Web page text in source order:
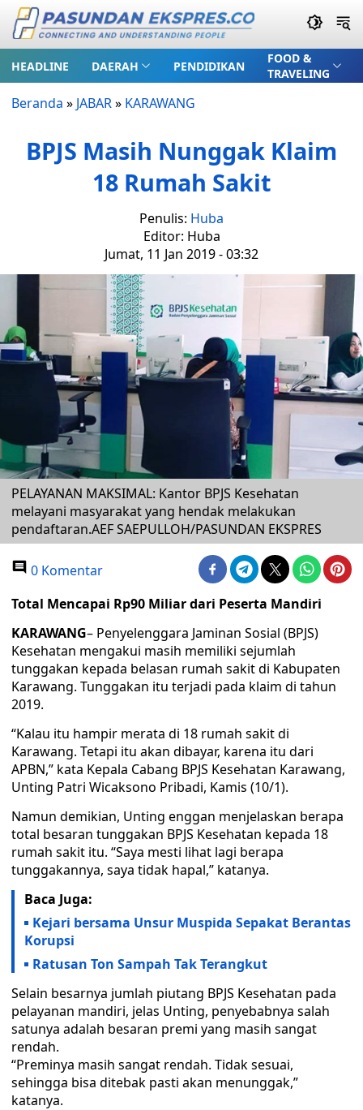
HEADLINE DAERAH PENDIDIKAN
FOOD &
TRAVELING
Beranda » JABAR» KARAWANG
BPJS Masih Nunggak Klaim
18 Rumah Sakit
Penulis: Huba
Editor: Huba
Jumat, 11 Jan 2019 - 03:32
PELAYANAN MAKSIMAL: Kantor BPJS Kesehatan
melayani masyarakat yang hendak melakukan
pendaftaran.AEF SAEPULLOH/PASUNDAN EKSPRES
0 Komentar
Total Mencapai Rp90 Miliar dari Peserta Mandiri
KARAWANG– Penyelenggara Jaminan Sosial (BPJS)
Kesehatan mengakui masih memiliki sejumlah
tunggakan kepada belasan rumah sakit di Kabupaten
Karawang. Tunggakan itu terjadi pada klaim di tahun
2019.
“Kalau itu hampir merata di 18 rumah sakit di
Karawang. Tetapi itu akan dibayar, karena itu dari
APBN,” kata Kepala Cabang BPJS Kesehatan Karawang,
Unting Patri Wicaksono Pribadi, Kamis (10/1).
Namun demikian, Unting enggan menjelaskan berapa
total besaran tunggakan BPJS Kesehatan kepada 18
rumah sakit itu. “Saya mesti lihat lagi berapa
tunggakannya, saya tidak hapal,” katanya.
Baca Juga:
Kejari bersama Unsur Muspida Sepakat Berantas
Korupsi
Ratusan Ton Sampah Tak Terangkut
Selain besarnya jumlah piutang BPJS Kesehatan pada
pelayanan mandiri, jelas Unting, penyebabnya salah
satunya adalah besaran premi yang masih sangat
rendah.
“Preminya masih sangat rendah. Tidak sesuai,
sehingga bisa ditebak pasti akan menunggak,”
katanya.